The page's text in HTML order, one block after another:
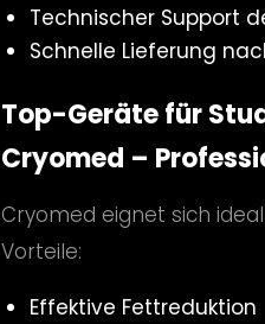
Technischer Support
Schnelle Lieferung
Top-Geräte für
Cryomed –
Cryomed eignet sich
Vorteile:
Effektive Fettreduktion